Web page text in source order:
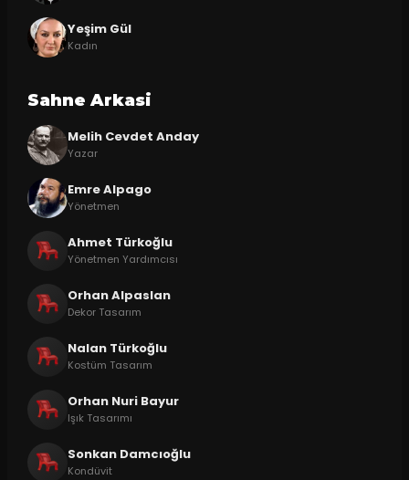
Yeşim Gül
Kadın
Sahne Arkasi
Melih Cevdet Anday
Yazar
Emre Alpago
Yönetmen
Ahmet Türkoğlu
Yönetmen Yardımcısı
Orhan Alpaslan
Dekor Tasarım
Nalan Türkoğlu
Kostüm Tasarım
Orhan Nuri Bayur
Işık Tasarımı
Sonkan Damcıoğlu
Kondüvit